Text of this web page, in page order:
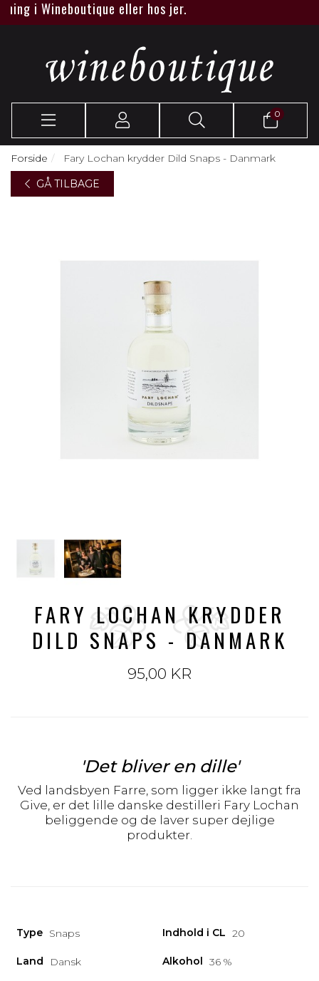
i Wineboutique eller hos jer.
0
Forside
Fary Lochan krydder Dild Snaps - Danmark
GÅ TILBAGE
FARY LOCHAN KRYDDER
DILD SNAPS - DANMARK
95,00 KR
'Det bliver en dille'
Ved landsbyen Farre, som ligger ikke langt fra
Give, er det lille danske destilleri Fary Lochan
beliggende og de laver super dejlige
produkter.
Type Snaps Indhold i CL 20
Land Dansk Alkohol 36 %